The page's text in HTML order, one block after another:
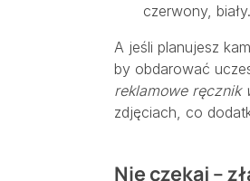
czerwony, biały.
A jeśli planujesz
by obdarować
reklamowe ręcznik
zdjęciach, co
Nie czekaj –